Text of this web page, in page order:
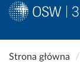
Przejdź
doStrona główna